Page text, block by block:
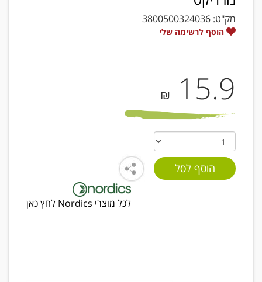
מק"ט: 3800500324036
הוסף לרשימה שלי
15.9
₪
לכל מוצרי Nordics לחץ כאן